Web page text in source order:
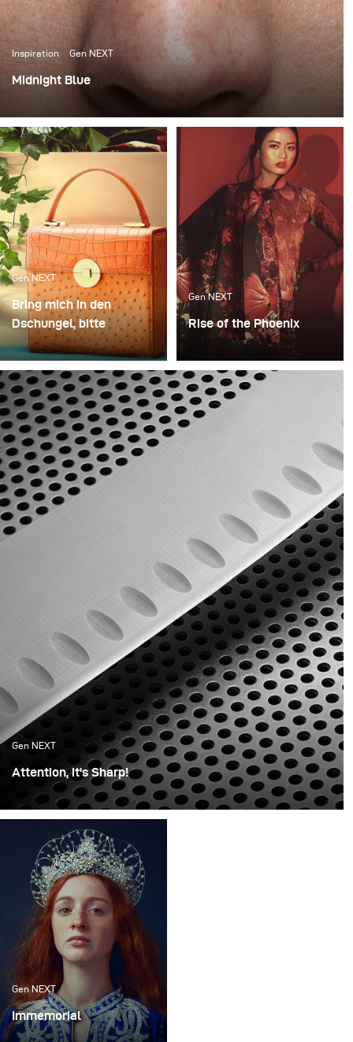
Inspiration Gen NEXT
Midnight Blue
model Marizaan, I knew I wanted to photograph her
against a dark blue background.
Gen NEXT
Bring mich in den
Dschungel, bitte
Eine meiner Lieblings-
Handtaschendesignerinnen
und langjährige Kundin,
Frau Frieda, macht
einfach die schönsten
Taschen. Um diese
atemberaubenden
Stücke zur Geltung zu
bringen, schufen wir eine
Dschungel-Atmosphäre
Gen NEXT
Attention, it's Sharp!
For this shoot, I wanted the photos to be minimalistic
and sleek. It all started with this idea of showing parts of
the knife, like a teaser shot that makes you want to see
more.
Gen NEXT
Rise of the Phoenix
Lighting becomes an
extremely important
factor whenever I plan
my conceptual fashion
projects. It always plays
the key part in delivering
not just the mood, but
also the idea of my final
Gen NEXT
Immemorial